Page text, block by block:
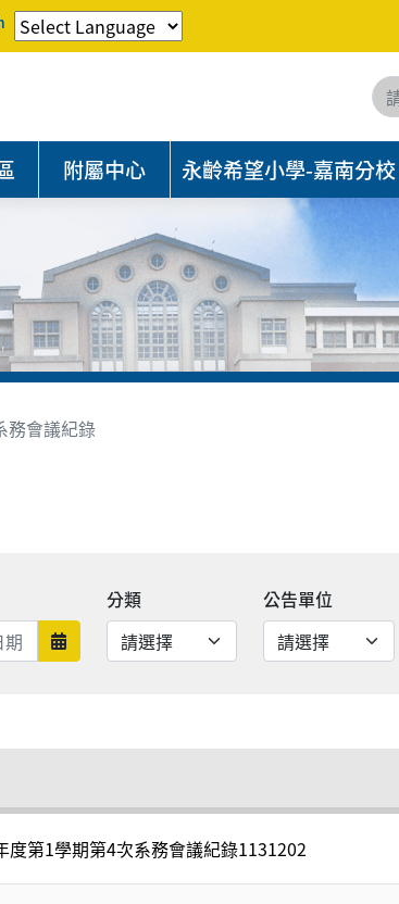
附屬中心 永齡希望小學-嘉南分校
務會議紀錄
束 日期範圍結束
分類 公告單位
度第1學期第4次系務會議紀錄1131202